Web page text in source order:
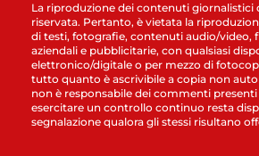
La riproduzione dei contenuti giornalistici
riservata. Pertanto, è vietata la
di testi, fotografie, contenuti audio/video,
aziendali e pubblicitarie, con qualsiasi
elettronico/digitale o per mezzo di
tutto quanto è ascrivibile a copia non
non è responsabile dei commenti
esercitare un controllo continuo resta
segnalazione qualora gli stessi risultano